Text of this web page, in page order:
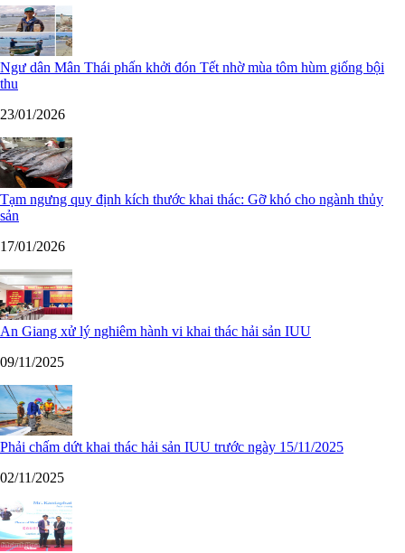
Ngư dân Mân Thái phấn khởi đón Tết nhờ mùa tôm hùm giống bội
thu
23/01/2026
Tạm ngưng quy định kích thước khai thác: Gỡ khó cho ngành thủy
sản
17/01/2026
An Giang xử lý nghiêm hành vi khai thác hải sản IUU
09/11/2025
Phải chấm dứt khai thác hải sản IUU trước ngày 15/11/2025
02/11/2025